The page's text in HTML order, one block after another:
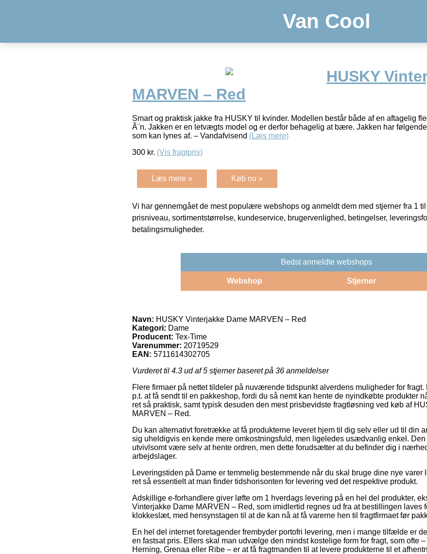
Van Cool
HUSKY
MARVEN – Red
Smart og praktisk jakke fra HUSKY til kvinder. Modellen består både af en aftagelig
Ã¨n. Jakken er en letvægts model og er derfor behagelig at bære. Jakken har
som kan lynes af. – Vandafvisend (Læs mere)
300 kr. (Vis fragtpris)
Læs mere » Køb nu »
Vi har gennemgået de mest populære webshops og anmeldt dem med stjerner fra 1
prisniveau, sortimentstørrelse, kundeservice, brugervenlighed, betingelser,
betalingsmuligheder.
Bedst anmeldte webshops
Webshop Stjerner
Navn: HUSKY Vinterjakke Dame MARVEN – Red
Kategori: Dame
Producent: Tex-Time
Varenummer: 20719529
EAN: 5711614302705
Vurderet til 4.3 ud af 5 stjerner baseret på 36 anmeldelser
Flere firmaer på nettet tildeler på nuværende tidspunkt alverdens muligheder for
p.t. at få sendt til en pakkeshop, fordi du så nemt kan hente de nyindkøbte produkter
ret så praktisk, samt typisk desuden den mest prisbevidste fragtløsning ved køb af
MARVEN – Red.
Du kan alternativt foretrække at få produkterne leveret hjem til dig selv eller ud til din
sig uheldigvis en kende mere omkostningsfuld, men ligeledes usædvanlig enkel.
utvivlsomt være selv at hente ordren, men dette forudsætter at du befinder dig i
arbejdslager.
Leveringstiden på Dame er temmelig bestemmende når du skal bruge dine nye varer
ret så essentielt at man finder tidshorisonten for levering ved det respektive produkt.
Adskillige e-forhandlere giver løfte om 1 hverdags levering på en hel del produkter,
Vinterjakke Dame MARVEN – Red, som imidlertid regnes ud fra at bestillingen laves
klokkeslæt, med hensynstagen til at de kan nå at få varerne hen til fragtfirmaet før
En hel del internet foretagender frembyder portofri levering, men i mange tilfælde er
en fastsat pris. Ellers skal man udvælge den mindst kostelige form for fragt, som ofte
Herning, Grenaa eller Ribe – er at få fragtmanden til at levere produkterne til et